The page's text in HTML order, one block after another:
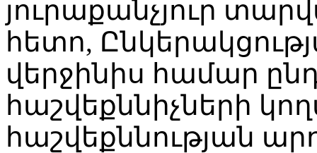
յուրաքանչյուր
հետո,
վերջինիս համար
հաշվեքննիչների
հաշվեքննության